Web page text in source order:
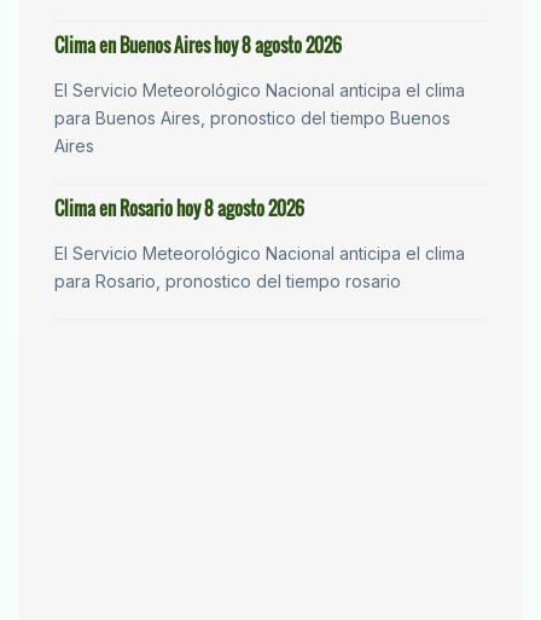
Clima en Buenos Aires hoy 8 agosto 2026
El Servicio Meteorológico Nacional anticipa el clima
para Buenos Aires, pronostico del tiempo Buenos
Aires
Clima en Rosario hoy 8 agosto 2026
El Servicio Meteorológico Nacional anticipa el clima
para Rosario, pronostico del tiempo rosario